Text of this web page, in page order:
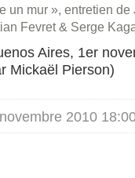
un mur », entretien
Fevret & Serge
Aires, 1er
Mickaël Pierson)
2010